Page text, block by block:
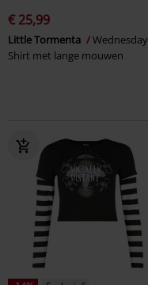
€ 25,99
Little Tormenta
Wednesday
Shirt met lange mouwen